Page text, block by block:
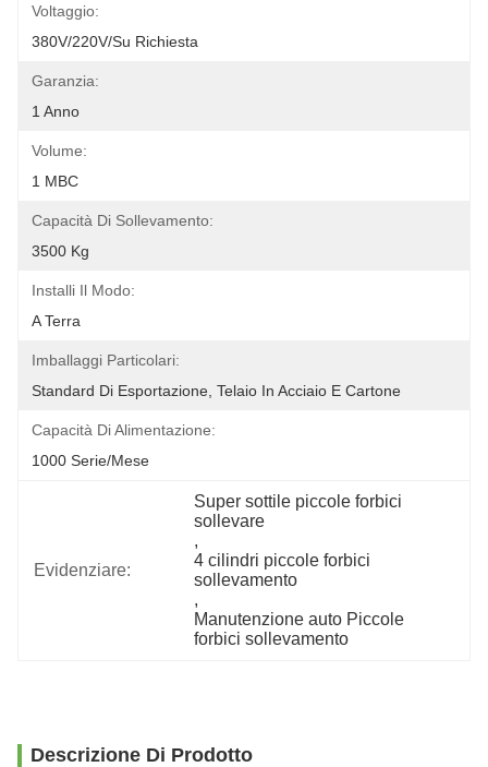
Voltaggio:
380V/220V/su Richiesta
Garanzia:
1 Anno
Volume:
1 MBC
Capacità Di Sollevamento:
3500 Kg
Installi Il Modo:
A Terra
Imballaggi Particolari:
Standard Di Esportazione, Telaio In Acciaio E Cartone
Capacità Di Alimentazione:
1000 Serie/mese
Evidenziare:
Super sottile piccole forbici
sollevare
,
4 cilindri piccole forbici
sollevamento
,
Manutenzione auto Piccole
forbici sollevamento
Descrizione Di Prodotto